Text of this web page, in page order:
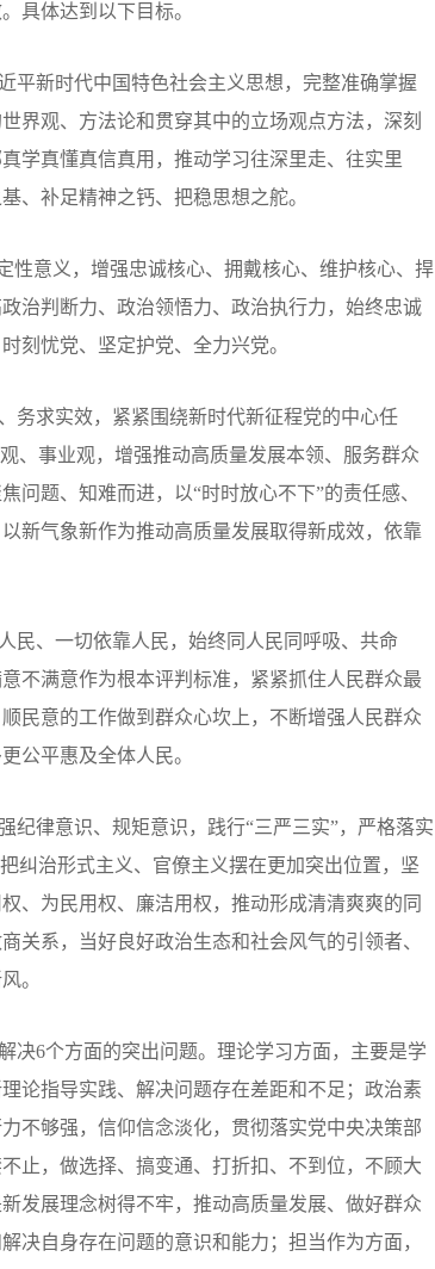
具体达到以下目标。
平新时代中国特色社会主义思想，完整准确掌握
界观、方法论和贯穿其中的立场观点方法，深刻
学真懂真信真用，推动学习往深里走、往实里
、补足精神之钙、把稳思想之舵。
性意义，增强忠诚核心、拥戴核心、维护核心、捍
治判断力、政治领悟力、政治执行力，始终忠诚
刻忧党、坚定护党、全力兴党。
务求实效，紧紧围绕新时代新征程党的中心任
、事业观，增强推动高质量发展本领、服务群众
问题、知难而进，以“时时放心不下”的责任感、
新气象新作为推动高质量发展取得新成效，依靠
民、一切依靠人民，始终同人民同呼吸、共命
不满意作为根本评判标准，紧紧抓住人民群众最
民意的工作做到群众心坎上，不断增强人民群众
公平惠及全体人民。
纪律意识、规矩意识，践行“三严三实”，严格落实
把纠治形式主义、官僚主义摆在更加突出位置，坚
、为民用权、廉洁用权，推动形成清清爽爽的同
关系，当好良好政治生态和社会风气的引领者、
。
决6个方面的突出问题。理论学习方面，主要是学
论指导实践、解决问题存在差距和不足；政治素
不够强，信仰信念淡化，贯彻落实党中央决策部
止，做选择、搞变通、打折扣、不到位，不顾大
发展理念树得不牢，推动高质量发展、做好群众
决自身存在问题的意识和能力；担当作为方面，